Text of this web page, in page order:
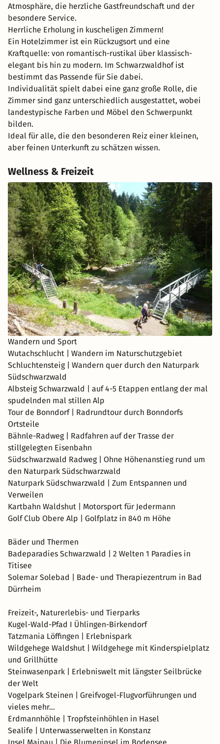
Atmosphäre, die herzliche Gastfreundschaft und der
besondere Service.
Herrliche Erholung in kuscheligen Zimmern!
Ein Hotelzimmer ist ein Rückzugsort und eine
Kraftquelle: von romantisch-rustikal über klassisch-
elegant bis hin zu modern. Im Schwarzwaldhof ist
bestimmt das Passende für Sie dabei.
Individualität spielt dabei eine ganz große Rolle, die
Zimmer sind ganz unterschiedlich ausgestattet, wobei
landestypische Farben und Möbel den Schwerpunkt
bilden.
Ideal für alle, die den besonderen Reiz einer kleinen,
aber feinen Unterkunft zu schätzen wissen.
Wellness & Freizeit
Wandern und Sport
Wutachschlucht | Wandern im Naturschutzgebiet
Schluchtensteig | Wandern quer durch den Naturpark
Südschwarzwald
Albsteig Schwarzwald | auf 4-5 Etappen entlang der mal
spudelnden mal stillen Alp
Tour de Bonndorf | Radrundtour durch Bonndorfs
Ortsteile
Bähnle-Radweg | Radfahren auf der Trasse der
stillgelegten Eisenbahn
Südschwarzwald Radweg | Ohne Höhenanstieg rund um
den Naturpark Südschwarzwald
Naturpark Südschwarzwald | Zum Entspannen und
Verweilen
Kartbahn Waldshut | Motorsport für Jedermann
Golf Club Obere Alp | Golfplatz in 840 m Höhe
Bäder und Thermen
Badeparadies Schwarzwald | 2 Welten 1 Paradies in
Titisee
Solemar Solebad | Bade- und Therapiezentrum in Bad
Dürrheim
Freizeit-, Naturerlebis- und Tierparks
Kugel-Wald-Pfad I Ühlingen-Birkendorf
Tatzmania Löffingen | Erlebnispark
Wildgehege Waldshut | Wildgehege mit Kinderspielplatz
und Grillhütte
Steinwasenpark | Erlebniswelt mit längster Seilbrücke
der Welt
Vogelpark Steinen | Greifvogel-Flugvorführungen und
vieles mehr...
Erdmannhöhle | Tropfsteinhöhlen in Hasel
Sealife | Unterwasserwelten in Konstanz
Insel Mainau | Die Blumeninsel im Bodensee